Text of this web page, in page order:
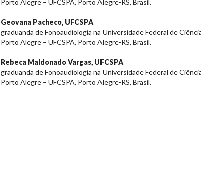
Porto Alegre – UFCSPA, Porto Alegre-RS, Brasil.
Geovana Pacheco, UFCSPA
graduanda de Fonoaudiologia na Universidade Federal de
Porto Alegre – UFCSPA, Porto Alegre-RS, Brasil.
Rebeca Maldonado Vargas, UFCSPA
graduanda de Fonoaudiologia na Universidade Federal de
Porto Alegre – UFCSPA, Porto Alegre-RS, Brasil.